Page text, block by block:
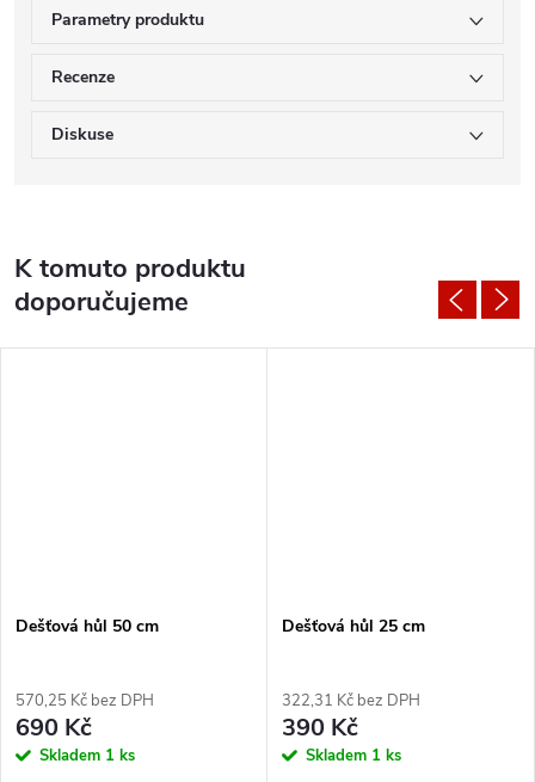
Parametry produktu
Recenze
Diskuse
K tomuto produktu
doporučujeme
Dešťová hůl 50 cm
570,25 Kč bez DPH
690 Kč
Skladem 1 ks
Dešťová hůl 25 cm
322,31 Kč bez DPH
390 Kč
Skladem 1 ks